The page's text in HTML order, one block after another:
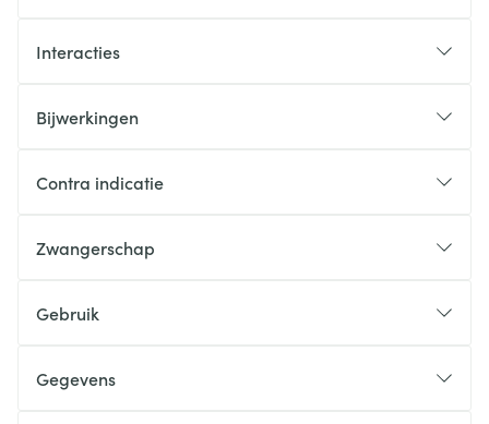
Interacties
Bijwerkingen
Contra indicatie
Zwangerschap
Gebruik
Gegevens